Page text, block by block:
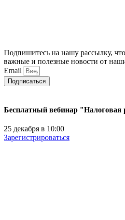
Подпишитесь на нашу рассылку,
важные и полезные новости от
Email
Подписаться
Бесплатный вебинар "Налоговая
25 декабря в 10:00
Зарегистрироваться